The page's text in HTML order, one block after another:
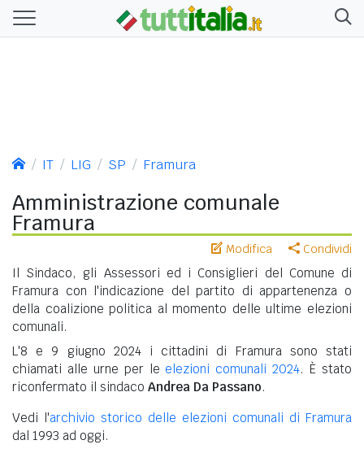
IT LIG SP Framura
Amministrazione comunale
Framura
Modifica Condividi
Il Sindaco, gli Assessori ed i Consiglieri del Comune di
Framura con l'indicazione del partito di appartenenza o
della coalizione politica al momento delle ultime elezioni
comunali.
L'8 e 9 giugno 2024 i cittadini di Framura sono stati
chiamati alle urne per le elezioni comunali 2024. È stato
riconfermato il sindaco Andrea Da Passano.
Vedi l'archivio storico delle elezioni comunali di Framura
dal 1993 ad oggi.